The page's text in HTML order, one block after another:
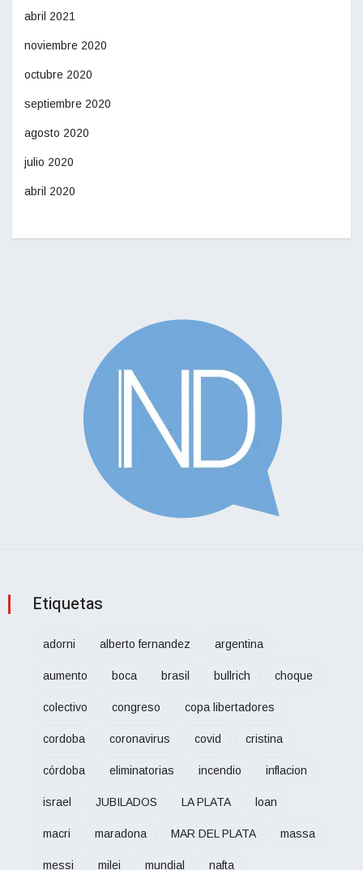
abril 2021
noviembre 2020
octubre 2020
septiembre 2020
agosto 2020
julio 2020
abril 2020
Etiquetas
adorni alberto fernandez argentina
aumento boca brasil bullrich choque
colectivo congreso copa libertadores
cordoba coronavirus covid cristina
córdoba eliminatorias incendio inflacion
israel JUBILADOS LA PLATA loan
macri maradona MAR DEL PLATA massa
messi milei mundial nafta